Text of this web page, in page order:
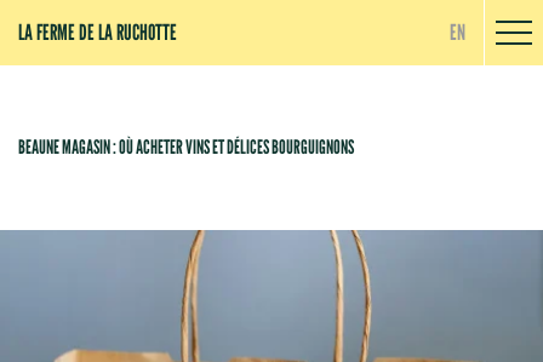
LA FERME DE LA RUCHOTTE EN
BEAUNE MAGASIN : OÙ ACHETER VINS ET DÉLICES BOURGUIGNONS